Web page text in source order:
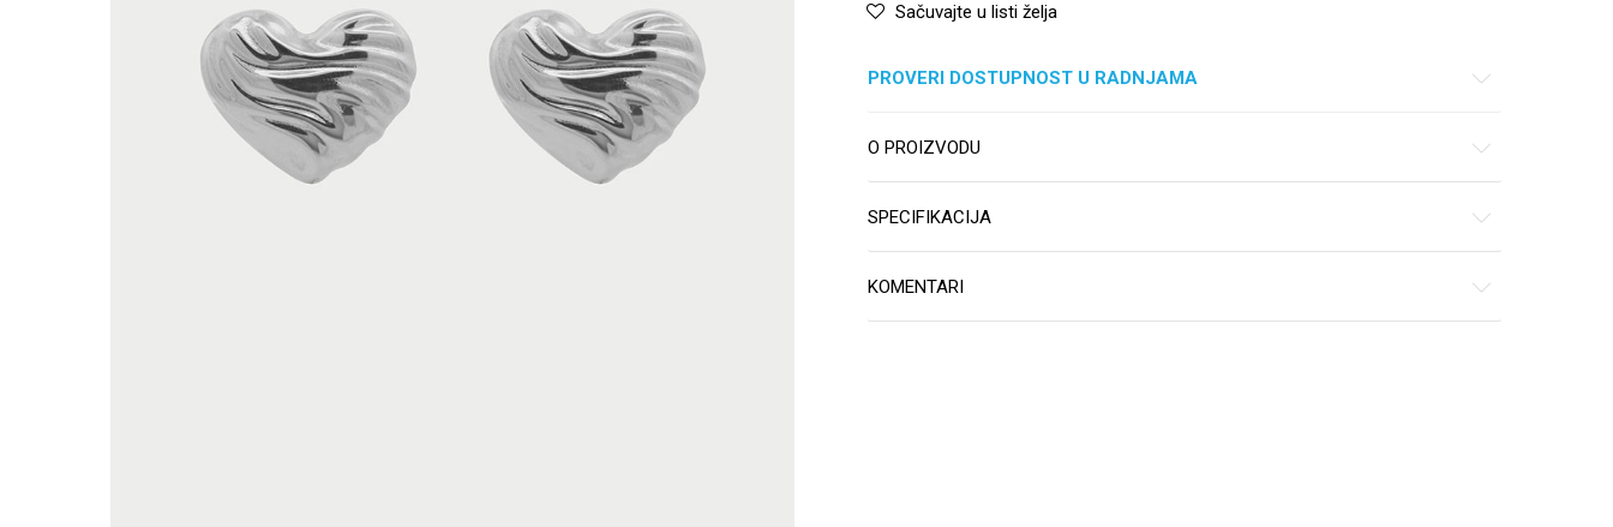
Sačuvajte u listi želja
PROVERI DOSTUPNOST U RADNJAMA
O PROIZVODU
SPECIFIKACIJA
KOMENTARI